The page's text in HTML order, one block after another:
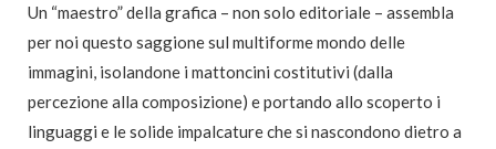
Un “maestro” della grafica – non solo editoriale – assembla
per noi questo saggione sul multiforme mondo delle
immagini, isolandone i mattoncini costitutivi (dalla
percezione alla composizione) e portando allo scoperto i
linguaggi e le solide impalcature che si nascondono dietro a